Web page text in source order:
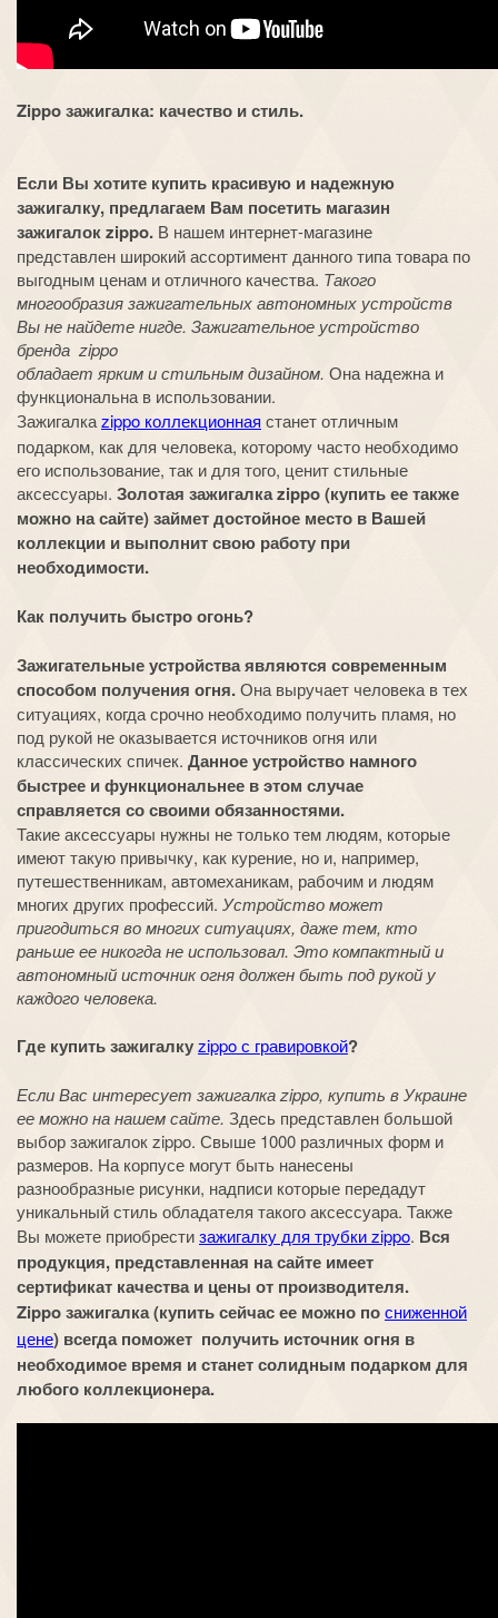
Zippo зажигалка: качество и стиль.
Если Вы хотите купить красивую и надежную
зажигалку, предлагаем Вам посетить магазин
зажигалок zippo. В нашем интернет-магазине
представлен широкий ассортимент данного типа товара по
выгодным ценам и отличного качества. Такого
многообразия зажигательных автономных устройств
Вы не найдете нигде. Зажигательное устройство
бренда zippo
обладает ярким и стильным дизайном. Она надежна и
функциональна в использовании.
Зажигалкаzippo коллекционная станет отличным
подарком, как для человека, которому часто необходимо
его использование, так и для того, ценит стильные
аксессуары. Золотая зажигалка zippo (купить ее также
можно на сайте) займет достойное место в Вашей
коллекции и выполнит свою работу при
необходимости.
Как получить быстро огонь?
Зажигательные устройства являются современным
способом получения огня.Она выручает человека в тех
ситуациях, когда срочно необходимо получить пламя, но
под рукой не оказывается источников огня или
классических спичек. Данное устройство намного
быстрее и функциональнее в этом случае
справляется со своими обязанностями.
Такие аксессуары нужны не только тем людям, которые
имеют такую привычку, как курение, но и, например,
путешественникам, автомеханикам, рабочим и людям
многих других профессий. Устройство может
пригодиться во многих ситуациях, даже тем, кто
раньше ее никогда не использовал. Это компактный и
автономный источник огня должен быть под рукой у
каждого человека.
Где купить зажигалкуzippo с гравировкой?
Если Вас интересует зажигалка zippo, купить в Украине
ее можно на нашем сайте. Здесь представлен большой
выбор зажигалок zippo. Свыше 1000 различных форм и
размеров. На корпусе могут быть нанесены
разнообразные рисунки, надписи которые передадут
уникальный стиль обладателя такого аксессуара. Также
Вы можете приобрестизажигалку для трубки zippo. Вся
продукция, представленная на сайте имеет
сертификат качества и цены от производителя.
Zippo зажигалка (купить сейчас ее можно посниженной
цене) всегда поможет получить источник огня в
необходимое время и станет солидным подарком для
любого коллекционера.